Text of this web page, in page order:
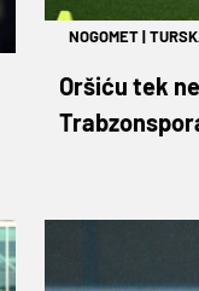
NOGOMET|
Oršiću tek